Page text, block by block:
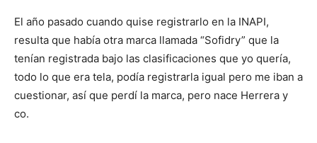
El año pasado cuando quise registrarlo en la INAPI,
resulta que había otra marca llamada “Sofidry” que la
tenían registrada bajo las clasificaciones que yo quería,
todo lo que era tela, podía registrarla igual pero me iban a
cuestionar, así que perdí la marca, pero nace Herrera y
co.